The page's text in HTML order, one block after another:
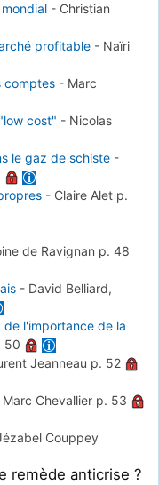
- Christian
profitable - Naïri
comptes - Marc
cost" - Nicolas
le gaz de schiste -
- Claire Alet p.
de Ravignan p. 48
- David Belliard,
de l'importance de la
50
Jeanneau p. 52
Marc Chevallier p. 53
Couppey
remède anticrise ?